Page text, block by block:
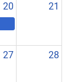
20 21
27 28